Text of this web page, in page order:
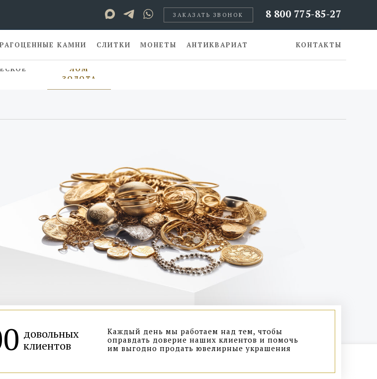
8 800 775-85-27
ЗАКАЗАТЬ ЗВОНОК
СЛИТКИ МОНЕТЫ АНТИКВАРИАТ КОНТАКТЫ
ЛОМ
ЗОЛОТА
КАМНИ
Каждый день мы работаем над тем, чтобы
оправдать доверие наших клиентов и помочь
им выгодно продать ювелирные украшения
довольных
клиентов